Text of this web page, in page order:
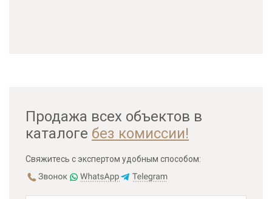
Продажа всех объектов в
каталоге без комиссии!
Свяжитесь с экспертом удобным способом: